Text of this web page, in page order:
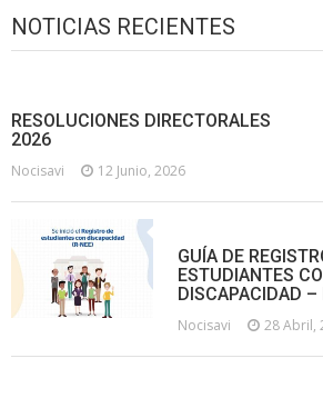
NOTICIAS RECIENTES
RESOLUCIONES DIRECTORALES
2026
Nocisavi 12 Junio, 2026
GUÍA DE
ESTUDIANTES
DISCAPACIDAD –
Nocisavi 28 Abril,